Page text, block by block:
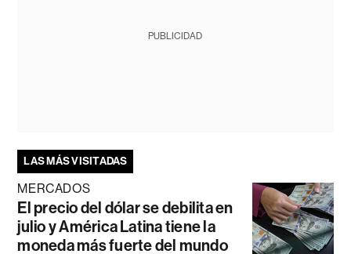
PUBLICIDAD
LAS MÁS VISITADAS
MERCADOS
El precio del dólar se debilita en
julio y América Latina tiene la
moneda más fuerte del mundo